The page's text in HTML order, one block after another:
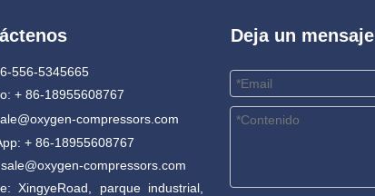
556-5345665
+ 86-18955608767
compressors.com
+ 86-18955608767
compressors.com
XingyeRoad, parque industrial,
Deja un mensaje